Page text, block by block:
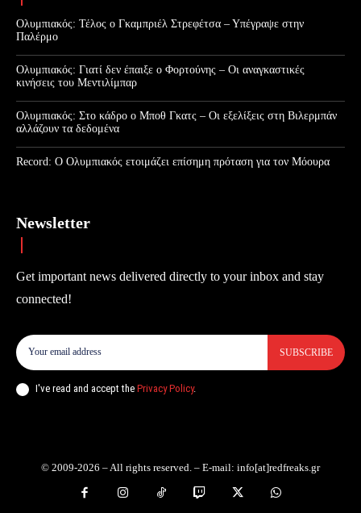
Ολυμπιακός: Τέλος ο Γκαμπριέλ Στρεφέτσα – Υπέγραψε στην
Παλέρμο
Ολυμπιακός: Γιατί δεν έπαιξε ο Φορτούνης – Οι αναγκαστικές
κινήσεις του Μεντιλίμπαρ
Ολυμπιακός: Στο κάδρο ο Μποθ Γκατς – Οι εξελίξεις στη Βιλερμπάν
αλλάζουν τα δεδομένα
Record: Ο Ολυμπιακός ετοιμάζει επίσημη πρόταση για τον Μόουρα
Newsletter
Get important news delivered directly to your inbox and stay
connected!
SUBSCRIBE
I've read and accept the Privacy Policy.
© 2009-2026 – All rights reserved. – E-mail: info[at]redfreaks.gr